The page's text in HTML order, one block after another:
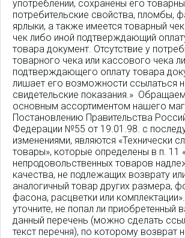
употреблении, сохранены его
потребительские свойства, пломбы,
ярлыки, а также имеется товарный
чек либо иной подтверждающий
товара документ. Отсутствие у
товарного чека или кассового чека
подтверждающего оплату товара
лишает его возможности ссылаться
свидетельские показания.»
основным ассортиментом нашего
Постановлению Правительства
Федерации №55 от 19.01.98. с
изменениями, являются «Технически
товары», которые определены в п. 11
непродовольственных товаров
качества, не подлежащих возврату
аналогичный товар других размера,
фасона, расцветки или
уточните, не попал ли приобретенный
данный перечень (можно сделать
текст перечня), по которому возврат